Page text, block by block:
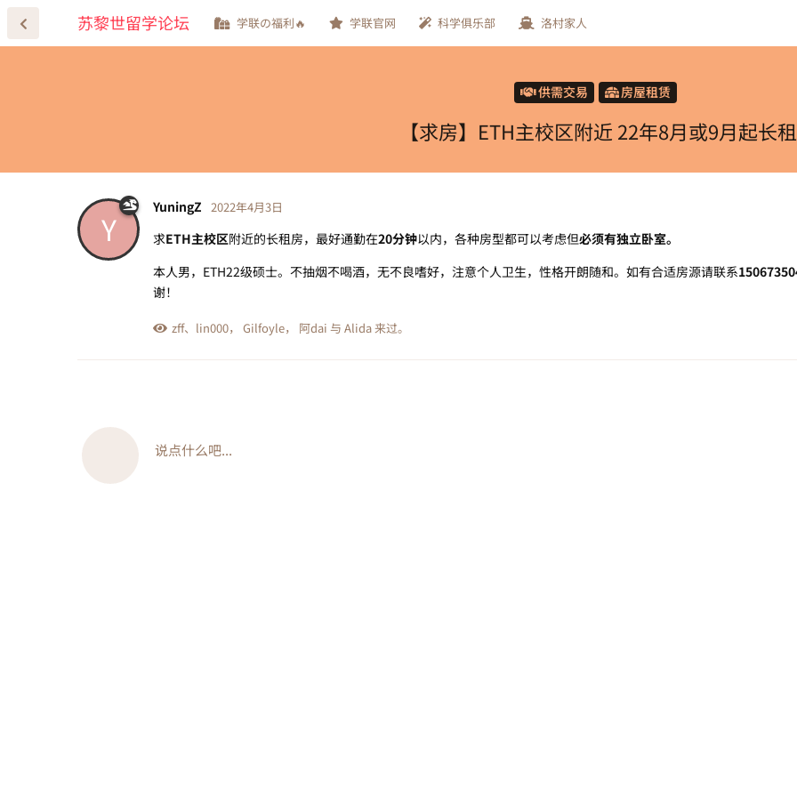
苏黎世留学论坛 学联の福利🔥 学联官网 科学俱乐部 洛村家人
供需交易 房屋租赁
【求房】ETH主校区附近 22年8月或9月起长租
Y
YuningZ 2022年4月3日
求ETH主校区附近的长租房，最好通勤在20分钟以内，各种房型都可以考虑但必须有独立卧室。
本人男，ETH22级硕士。不抽烟不喝酒，无不良嗜好，注意个人卫生，性格开朗随和。如有合适房源请联系
谢！
zff、 lin000， Gilfoyle， 阿dai 与 Alida来过。
说点什么吧...